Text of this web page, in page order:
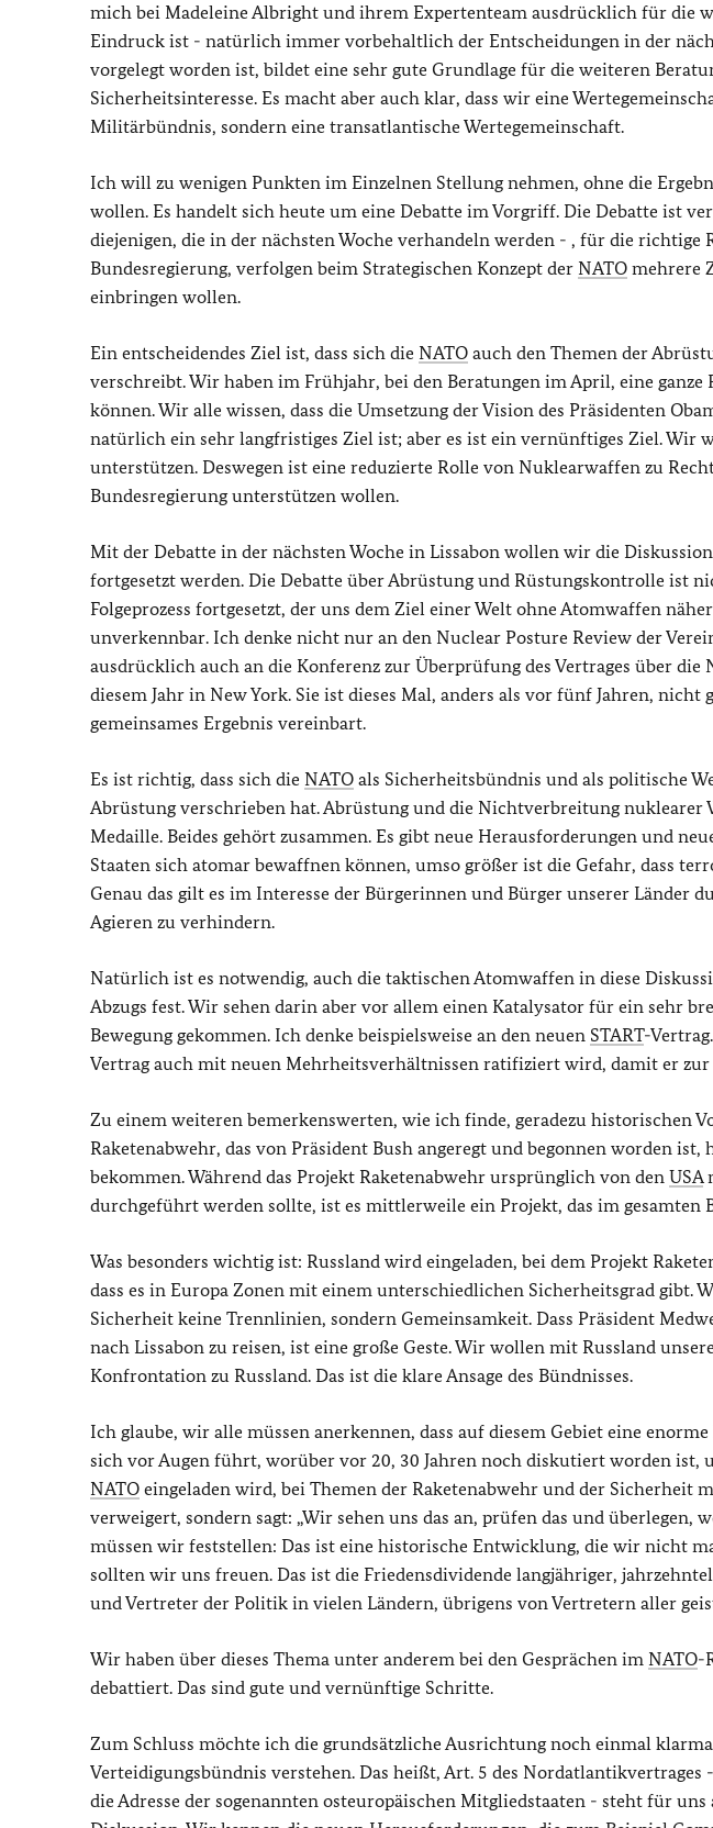
mich bei Madeleine Albright und ihrem Expertenteam ausdrücklich für die
Eindruck ist - natürlich immer vorbehaltlich der Entscheidungen in der
vorgelegt worden ist, bildet eine sehr gute Grundlage für die weiteren
Sicherheitsinteresse. Es macht aber auch klar, dass wir eine
Militärbündnis, sondern eine transatlantische Wertegemeinschaft.
Ich will zu wenigen Punkten im Einzelnen Stellung nehmen, ohne die
wollen. Es handelt sich heute um eine Debatte im Vorgriff. Die Debatte ist
diejenigen, die in der nächsten Woche verhandeln werden - , für die richtige
Bundesregierung, verfolgen beim Strategischen Konzept der NATO mehrere
einbringen wollen.
Ein entscheidendes Ziel ist, dass sich die NATO auch den Themen der
verschreibt. Wir haben im Frühjahr, bei den Beratungen im April, eine
können. Wir alle wissen, dass die Umsetzung der Vision des Präsidenten
natürlich ein sehr langfristiges Ziel ist; aber es ist ein vernünftiges Ziel. Wir
unterstützen. Deswegen ist eine reduzierte Rolle von Nuklearwaffen zu
Bundesregierung unterstützen wollen.
Mit der Debatte in der nächsten Woche in Lissabon wollen wir die
fortgesetzt werden. Die Debatte über Abrüstung und Rüstungskontrolle ist
Folgeprozess fortgesetzt, der uns dem Ziel einer Welt ohne Atomwaffen
unverkennbar. Ich denke nicht nur an den Nuclear Posture Review der
ausdrücklich auch an die Konferenz zur Überprüfung des Vertrages über
diesem Jahr in New York. Sie ist dieses Mal, anders als vor fünf Jahren, nicht
gemeinsames Ergebnis vereinbart.
Es ist richtig, dass sich die NATO als Sicherheitsbündnis und als politische
Abrüstung verschrieben hat. Abrüstung und die Nichtverbreitung nuklearer
Medaille. Beides gehört zusammen. Es gibt neue Herausforderungen und
Staaten sich atomar bewaffnen können, umso größer ist die Gefahr, dass
Genau das gilt es im Interesse der Bürgerinnen und Bürger unserer Länder
Agieren zu verhindern.
Natürlich ist es notwendig, auch die taktischen Atomwaffen in diese
Abzugs fest. Wir sehen darin aber vor allem einen Katalysator für ein sehr
Bewegung gekommen. Ich denke beispielsweise an den neuen START-
Vertrag auch mit neuen Mehrheitsverhältnissen ratifiziert wird, damit er
Zu einem weiteren bemerkenswerten, wie ich finde, geradezu historischen
Raketenabwehr, das von Präsident Bush angeregt und begonnen worden
bekommen. Während das Projekt Raketenabwehr ursprünglich von den USA
durchgeführt werden sollte, ist es mittlerweile ein Projekt, das im gesamten
Was besonders wichtig ist: Russland wird eingeladen, bei dem Projekt
dass es in Europa Zonen mit einem unterschiedlichen Sicherheitsgrad gibt.
Sicherheit keine Trennlinien, sondern Gemeinsamkeit. Dass Präsident
nach Lissabon zu reisen, ist eine große Geste. Wir wollen mit Russland
Konfrontation zu Russland. Das ist die klare Ansage des Bündnisses.
Ich glaube, wir alle müssen anerkennen, dass auf diesem Gebiet eine
sich vor Augen führt, worüber vor 20, 30 Jahren noch diskutiert worden ist,
NATO eingeladen wird, bei Themen der Raketenabwehr und der Sicherheit
verweigert, sondern sagt: „Wir sehen uns das an, prüfen das und überlegen,
müssen wir feststellen: Das ist eine historische Entwicklung, die wir nicht
sollten wir uns freuen. Das ist die Friedensdividende langjähriger,
und Vertreter der Politik in vielen Ländern, übrigens von Vertretern aller
Wir haben über dieses Thema unter anderem bei den Gesprächen im NATO-
debattiert. Das sind gute und vernünftige Schritte.
Zum Schluss möchte ich die grundsätzliche Ausrichtung noch einmal
Verteidigungsbündnis verstehen. Das heißt, Art. 5 des Nordatlantikvertrages
die Adresse der sogenannten osteuropäischen Mitgliedstaaten - steht für